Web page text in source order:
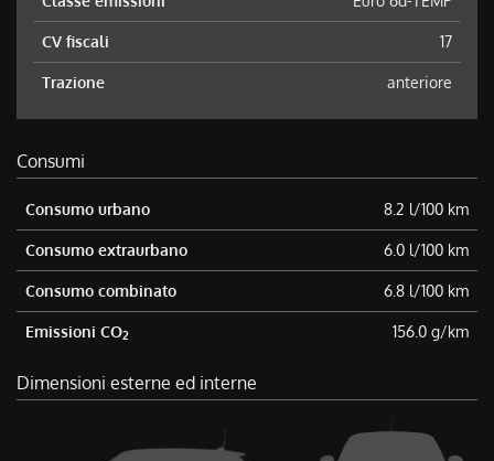
CV fiscali 17
Trazione anteriore
Consumi
Consumo urbano 8.2 l/100 km
Consumo extraurbano 6.0 l/100 km
Consumo combinato 6.8 l/100 km
Emissioni CO2 156.0 g/km
Dimensioni esterne ed interne